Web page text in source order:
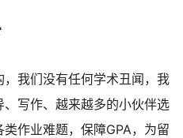
我们没有任何学术丑闻，我
写作、越来越多的小伙伴选
作业难题，保障GPA，为留